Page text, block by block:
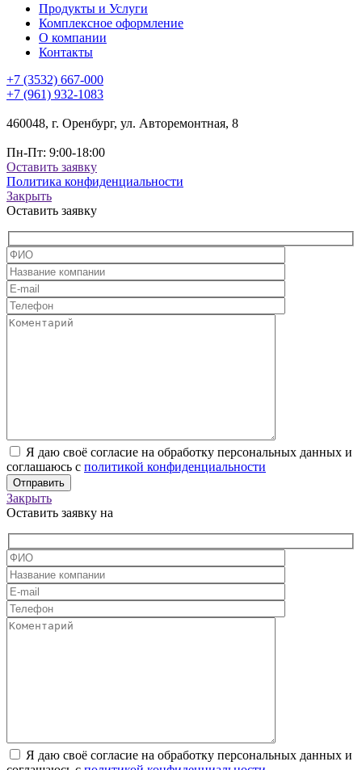
Продукты и Услуги
Комплексное оформление
О компании
Контакты
+7 (3532) 667-000
+7 (961) 932-1083
460048, г. Оренбург, ул. Авторемонтная, 8
Пн-Пт: 9:00-18:00
Оставить заявку
Политика конфиденциальности
Закрыть
Оставить заявку
Я даю своё согласие на обработку персональных данных и
соглашаюсь с политикой конфиденциальности
Закрыть
Оставить заявку на
Я даю своё согласие на обработку персональных данных и